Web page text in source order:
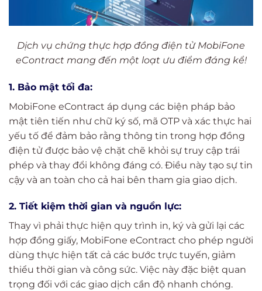
Dịch vụ chứng thực hợp đồng điện tử MobiFone
eContract mang đến một loạt ưu điểm đáng kể!
1. Bảo mật tối đa:
MobiFone eContract áp dụng các biện pháp bảo
mật tiên tiến như chữ ký số, mã OTP và xác thực hai
yếu tố để đảm bảo rằng thông tin trong hợp đồng
điện tử được bảo vệ chặt chẽ khỏi sự truy cập trái
phép và thay đổi không đáng có. Điều này tạo sự tin
cậy và an toàn cho cả hai bên tham gia giao dịch.
2. Tiết kiệm thời gian và nguồn lực:
Thay vì phải thực hiện quy trình in, ký và gửi lại các
hợp đồng giấy, MobiFone eContract cho phép người
dùng thực hiện tất cả các bước trực tuyến, giảm
thiểu thời gian và công sức. Việc này đặc biệt quan
trọng đối với các giao dịch cần độ nhanh chóng.